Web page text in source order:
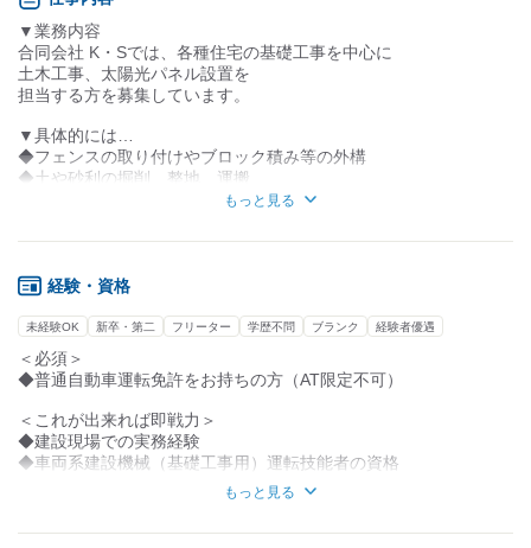
活躍できる場を提供しています。
重機運転技能者などの資格保有者
は優遇いたします。
■資格取得支援制度あり
入社後に作業に必要な資格の
取得費用を会社が一部サポート。
キャリアアップを目指す方に
■交通アクセスと職場環境
名取市の愛島台エリアに位置し、
マイカー通勤も可能で、駐車場も
完備しています。
▼業務内容
合同会社 K・Sでは、各種住宅の基礎工事を中心に
土木工事、太陽光パネル設置を
担当する方を募集しています。
▼具体的には…
◆フェンスの取り付けやブロック積み等の外構
◆土や砂利の掘削、整地、運搬
◆生コンの流し込みと水平仕上げ
◆重機の手元作業
建設現場での経験があり、
普通自動車免許をお持ちの方。
詳細についてお気軽にご連絡ください。
信頼と安定の環境でスキルを活かし、
一緒に働きませんか？
もっと見る
経験・資格
未経験OK 新卒・第二 フリーター 学歴不問 ブランク 経験者優遇
＜必須＞
◆普通自動車運転免許をお持ちの方（AT限定不可）
＜これが出来れば即戦力＞
◆建設現場での実務経験
◆車両系建設機械（基礎工事用）運転技能者の資格
◆車両系建設機械（整地・運搬・積込用及び掘削用）運転技能者
もっと見る